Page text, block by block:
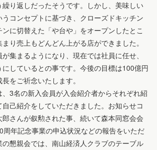
繰り返しだったそうです。しかし、美味しい
コンセプトに基づき、クローズドキッチン
に切替えた「や台や」をオープンしたとこ
り売上もどんどん上がる店ができました。
集まるようになり、現在では社員に任せ、
にしているとの事です。今後の目標は100億円
をご祈念いたします。
3名の新入会員が入会紹介者からそれぞれ紹
己紹介をしていただきました。お知らせコ
さんが叙勲された事、続いて森本同窓会会
周年記念事業の申込状況などの報告をいただ
の懇親会では、南山経済人クラブのテーブル